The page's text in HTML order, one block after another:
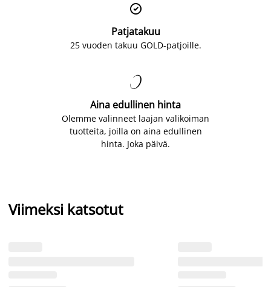

Patjatakuu
25 vuoden takuu GOLD-patjoille.

Aina edullinen hinta
Olemme valinneet laajan valikoiman
tuotteita, joilla on aina edullinen
hinta. Joka päivä.
Viimeksi katsotut